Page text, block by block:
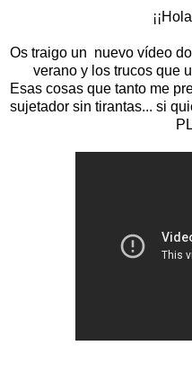
Os traigo un nuevo vídeo
verano y los trucos que
Esas cosas que tanto me
sujetador sin tirantas... si